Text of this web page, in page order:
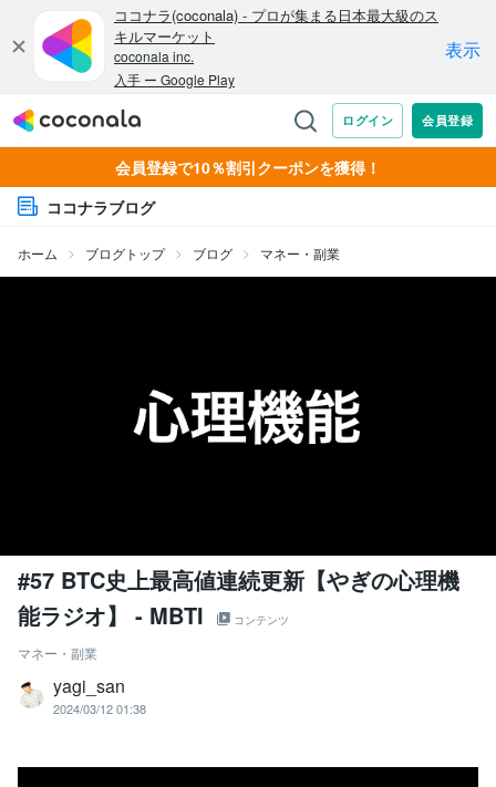
会員登録で10％割引クーポンを獲得！
ココナラブログ
ホーム ブログトップ ブログ マネー・副業
#57 BTC史上最高値連続更新【やぎの心理機
能ラジオ】 - MBTI
コンテンツ
マネー・副業
yagi_san
2024/03/12 01:38